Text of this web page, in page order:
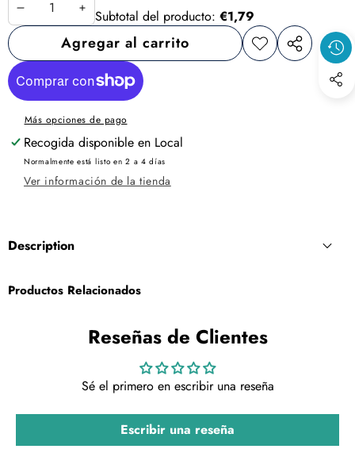
Disminuir
cantidad
Aumentar
cantidad
Subtotal del producto: €1,79
Agregar al carrito
Agregar
a la
Compartir
producto
Más opciones de pago
Recogida disponible en Local
Normalmente está listo en 2 a 4 días
Ver información de la tienda
Description
Productos Relacionados
Reseñas de Clientes
Sé el primero en escribir una reseña
Escribir una reseña